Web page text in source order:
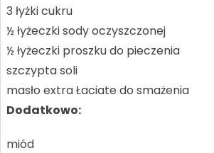
3 łyżki cukru
½ łyżeczki sody oczyszczonej
½ łyżeczki proszku do pieczenia
szczypta soli
masło extra Łaciate do smażenia
Dodatkowo:
miód